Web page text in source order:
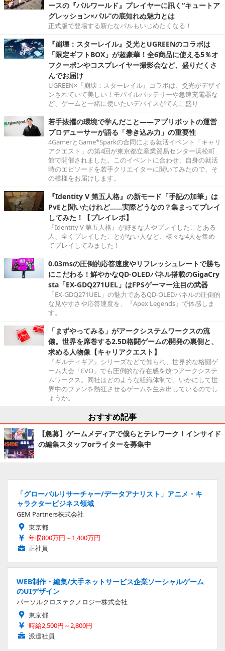
ースの『パルワールド』プレイヤーに訊く“キュートア
グレッション×パル”の底知れぬ魅力とは
正式版で登場する新たなパルもいじめたくなる！
『崩壊：スターレイル』爻光とUGREENのコラボは
「限定ギフトBOX」が超豪華！全6商品に使える5％オ
フクーポンやコスプレイヤー撮影会など、盛りだくさ
んでお届け
UGREEN×『崩壊：スターレイル』コラボは、爻光がデザイ
ンされていて美しい！モバイルバッテリーや急速充電器な
ど、ゲームと一緒に使いたいデバイスがてんこ盛り
若手抜擢の環境で学んだこと――アプリボットの運営
プロデューサーが語る「巻き込み力」の重要性
4GamerとGame*Sparkの合同による就活イベント「キャリ
アクエスト」の第4回が東京都立産業貿易センター浜松町
館で開催されました。このイベントに合わせ、自身の就活
時のエピソードを若手クリエイターに聞いてみたので、そ
の模様をお届けします。
『Identity V 第五人格』の新モード「手記の加筆」は
PvEと聞いたけれど……実際どうなの？集まってプレイ
してみた！【プレイレポ】
『Identity V 第五人格』が好きな人やプレイしたことある
人、全くプレイしたことがない人など、様々な4人を集め
てプレイしてみました！
0.03msの圧倒的応答速度やリフレッシュレートで勝ち
にこだわる！鮮やかなQD-OLEDパネル搭載のGigaCry
sta「EX-GDQ271UEL」はFPSゲーマー注目の武器
「EX-GDQ271UEL」の魅力であるQD-OLEDパネルの圧倒的
な見やすさや応答速度を、『Apex Legends』で体感しま
す。
「まずやってみる」がアークシステムワークスの流
儀。世界を席巻する2.5D格闘ゲームの開発の裏側と、
求める人物像【キャリアクエスト】
『ギルティギア』シリーズなどで知られ、世界的な格闘ゲ
ーム大会「EVO」でも圧倒的な存在感を放つアークシステ
ムワークス。同社はどのような組織体制で、いかにして世
界中のファンを熱狂させるゲームを生み出しているのでし
ょうか。
おすすめ記事
【急募】ゲームメディアで僕らとテレワーク！インサイド
の編集スタッフorライターを募集中
「グローバルリサーチャー/データアナリスト」アニメ・キ
ャラクタービジネス領域
GEM Partners株式会社
東京都
年収800万円～1,400万円
正社員
WEB制作・編集/大手ネットサービス企業ソーシャルゲーム
のUIデザイン
パーソルクロステクノロジー株式会社
東京都
時給2,500円～2,800円
派遣社員